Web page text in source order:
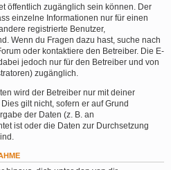
öffentlich zugänglich sein können. Der
einzelne Informationen nur für einen
registrierte Benutzer,
Wenn du Fragen dazu hast, suche nach
oder kontaktiere den Betreiber. Die E-
jedoch nur für den Betreiber und von
zugänglich.
wird der Betreiber nur mit deiner
gilt nicht, sofern er auf Grund
der Daten (z. B. an
ist oder die Daten zur Durchsetzung